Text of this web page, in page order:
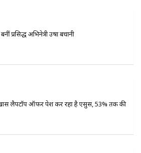
प्रसिद्ध अभिनेत्री उषा बचानी
खास लैपटॉप ऑफर पेश कर रहा है एसुस, 53% तक की